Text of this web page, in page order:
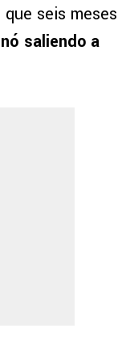
que seis meses
saliendo a